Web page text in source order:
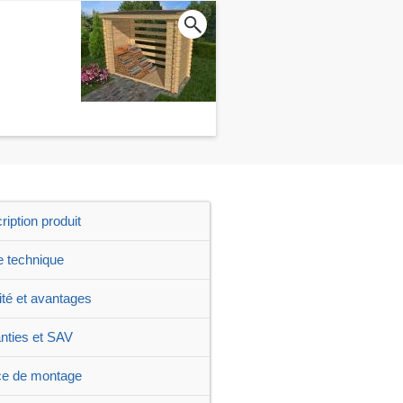
produit
technique
et avantages
et SAV
de montage